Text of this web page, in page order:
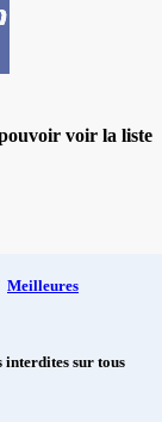
voir la liste
Meilleures
sur tous